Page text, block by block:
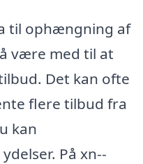
til ophængning af
være med til at
Det kan ofte
flere tilbud fra
kan
På xn--